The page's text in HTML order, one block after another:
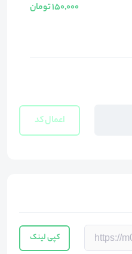
کپی لینک
150,000 تومان
اعمال کد